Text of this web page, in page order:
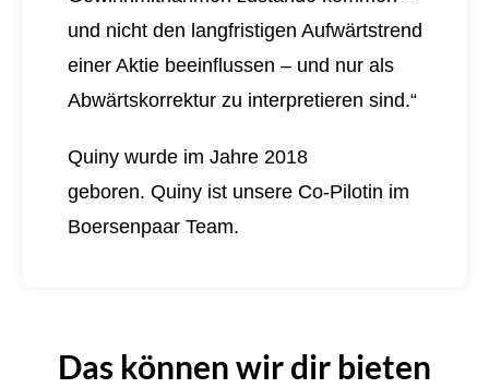
und nicht den langfristigen Aufwärtstrend
einer Aktie beeinflussen – und nur als
Abwärtskorrektur zu interpretieren sind.“
Quiny wurde im Jahre 2018
geboren. Quiny ist unsere Co-Pilotin im
Boersenpaar Team.
Das können wir dir bieten